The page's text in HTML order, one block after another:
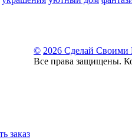
© 2026 Сделай Своими
Все права защищены.
заказ